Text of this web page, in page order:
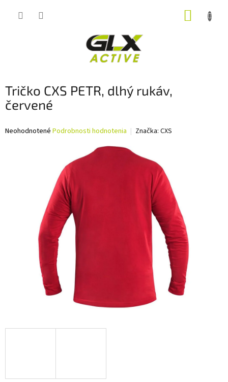
Tričko CXS PETR, dlhý rukáv,
červené
Priemerné
Neohodnotené Podrobnosti hodnotenia Značka: CXS